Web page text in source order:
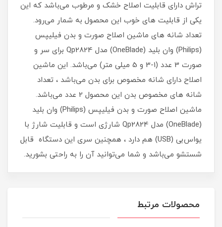
تراش دارای قابلیت اصلاح خشک و مرطوب می‌باشد که این
یکی از قابلیت های خوب این محصول به شمار می‌رود.
تعداد شانه های ماشین اصلاح صورت و بدن فیلیپس
(Philips) وان بلید (OneBlade) مدل Qp2824 برای سر و
صورت 3 عدد (1-3 و 5 میلی متر) می‌باشد. این ماشین
اصلاح دارای شانه مخصوص برای بدن می‌باشد ، تعداد
شانه های مخصوص بدن این محصول 2 عدد می‌باشد.
ماشین اصلاح صورت و بدن فیلیپس (Philips) وان بلید
(OneBlade) مدل Qp2824 شارژی است و قابلیت شارژ با
یواس‌بی (USB) هم دارد ، همچنین سری این دستگاه قابل
شستشو می‌باشد و شما می‌توانید آن را به راحتی بشورید.
محصولات مرتبط